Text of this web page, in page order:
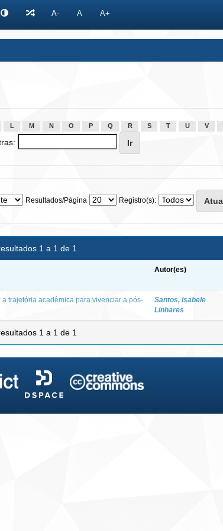
A- A A+
L M N O P Q R S T U V
Resultados/Página Registro(s):
1 a 1 de 1
Autor(es)
trajetória acadêmica para vivenciar a pós-
Santos, Isabele
Linhares
1 a 1 de 1